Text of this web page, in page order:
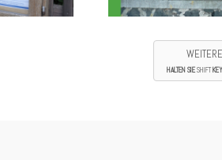
HALTEN SIESHIFT